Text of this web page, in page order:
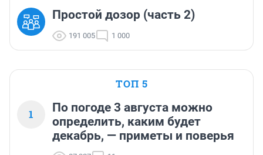
Простой дозор (часть 2)
191 005 1 000
ТОП 5
1
По погоде 3 августа можно
определить, каким будет
декабрь, — приметы и поверья